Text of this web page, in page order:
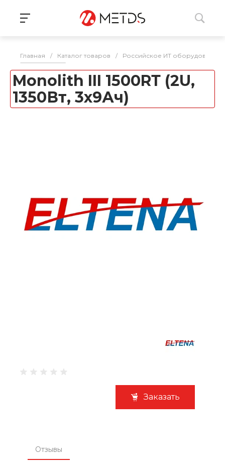
Главная / Каталог товаров / Российское ИТ оборудование
Monolith III 1500RТ (2U,
1350Вт, 3х9Ач)
Заказать
Отзывы